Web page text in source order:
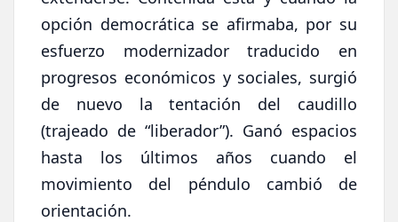
opción democrática se afirmaba, por su
esfuerzo modernizador traducido en
progresos económicos y sociales, surgió
de nuevo la tentación del caudillo
(trajeado de “liberador”). Ganó espacios
hasta los últimos años cuando el
movimiento del péndulo cambió de
orientación.